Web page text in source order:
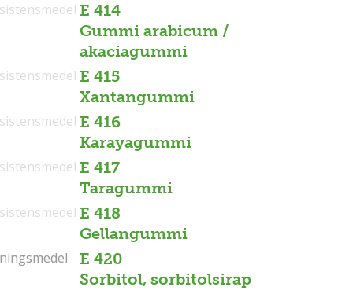
E 414
Gummi arabicum /
akaciagummi
E 415
Xantangummi
E 416
Karayagummi
E 417
Taragummi
E 418
Gellangummi
E 420
Sorbitol, sorbitolsirap